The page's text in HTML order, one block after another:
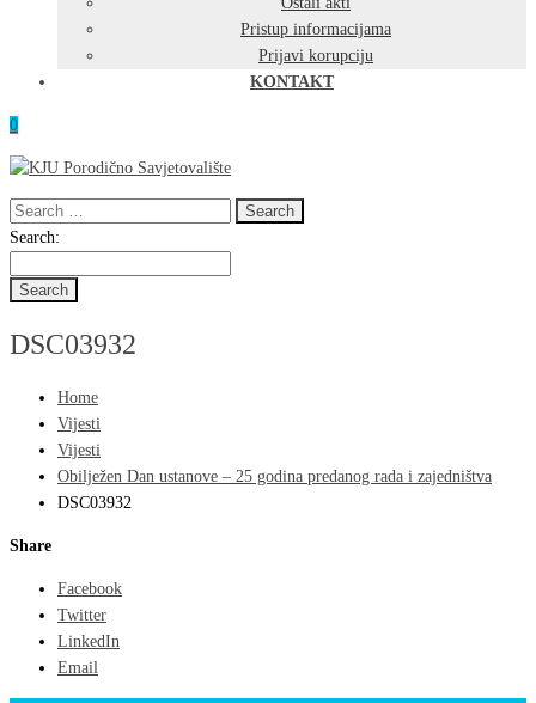
Pristup informacijama
Prijavi korupciju
KONTAKT
0
Search
for:
Search
Search:
DSC03932
Home
Vijesti
Vijesti
Obilježen Dan ustanove – 25 godina predanog rada i zajedništva
DSC03932
Share
Facebook
Twitter
LinkedIn
Email